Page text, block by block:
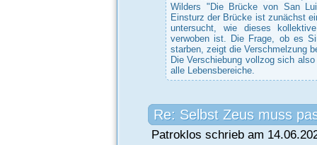
Wilders "Die Brücke von San
Einsturz der Brücke ist zunächst
untersucht, wie dieses
verwoben ist. Die Frage, ob es
starben, zeigt die Verschmelzung
Die Verschiebung vollzog sich
alle Lebensbereiche.
Re: Selbst Zeus muss
Patroklos schrieb am